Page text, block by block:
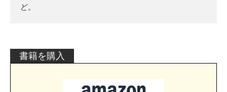
ど。
書籍を購入